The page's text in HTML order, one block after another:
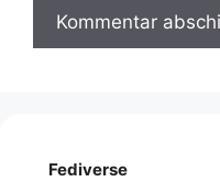
Fediverse